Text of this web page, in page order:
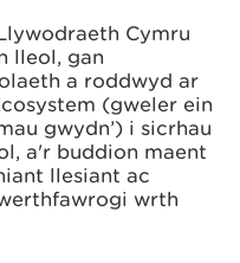
Cymru
lleol, gan
a roddwyd ar
(gweler ein
gwydn’) i sicrhau
a'r buddion maent
llesiant ac
wrth